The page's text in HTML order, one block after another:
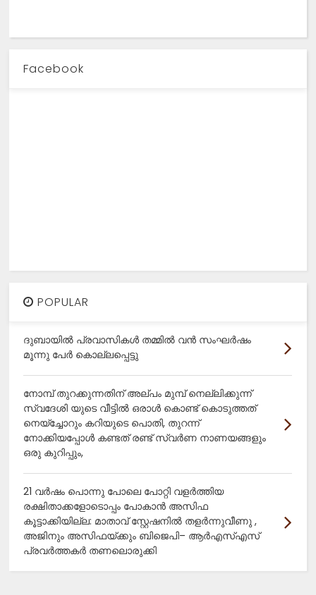
Facebook
POPULAR
ദുബായിൽ പ്രവാസികൾ തമ്മിൽ വൻ സംഘർഷം
മൂന്നു പേർ കൊല്ലപ്പെട്ടു
നോമ്പ് തുറക്കുന്നതിന് അല്പം മുമ്പ് നെല്ലിക്കുന്ന്
സ്വദേശി യുടെ വീട്ടിൽ ഒരാൾ കൊണ്ട് കൊടുത്തത്
നെയ്ച്ചോറും കറിയുടെ പൊതി, തുറന്ന്
നോക്കിയപ്പോൾ കണ്ടത് രണ്ട് സ്വർണ നാണയങ്ങളും
ഒരു കുറിപ്പും,
21 വർഷം പൊന്നു പോലെ പോറ്റി വളർത്തിയ
രക്ഷിതാക്കളോടൊപ്പം പോകാൻ അസിഫ
കൂട്ടാക്കിയില്ല: മാതാവ് സ്റ്റേഷനിൽ തളർന്നുവീണു ,
അജിനും അസിഫയ്ക്കും ബിജെപി– ആർഎസ്എസ്
പ്രവർത്തകർ തണലൊരുക്കി